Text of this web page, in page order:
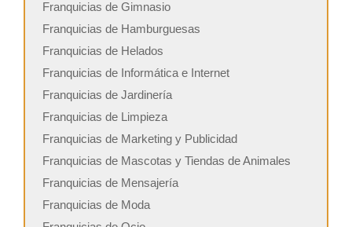
Franquicias de Gimnasio
Franquicias de Hamburguesas
Franquicias de Helados
Franquicias de Informática e Internet
Franquicias de Jardinería
Franquicias de Limpieza
Franquicias de Marketing y Publicidad
Franquicias de Mascotas y Tiendas de Animales
Franquicias de Mensajería
Franquicias de Moda